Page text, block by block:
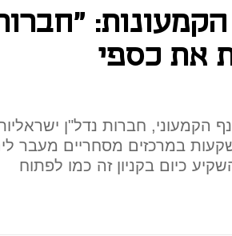
את כספי
הקמעוני, חברות נדל"ן
במרכזים מסחריים מעבר
כיום בקניון זה כמו לפתוח